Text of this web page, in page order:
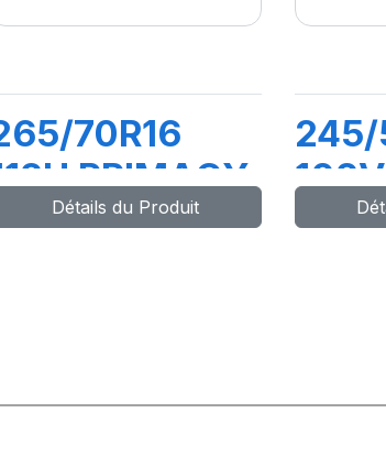
70R16
PRIMACY
Détails du Produit
245/